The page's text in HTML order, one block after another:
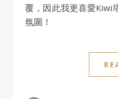
覆，因此我更喜愛Kiwi
氛圍！